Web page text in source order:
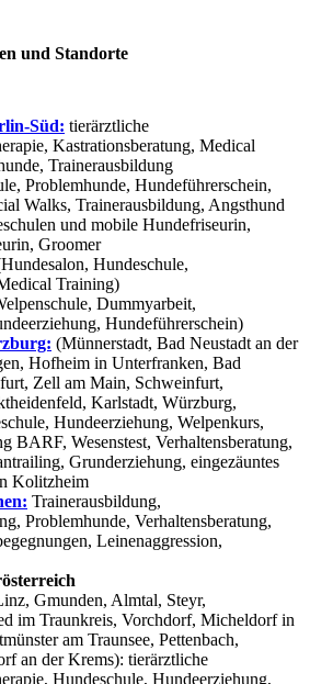
und Standorte
Süd: tierärztliche
Kastrationsberatung, Medical
Trainerausbildung
Problemhunde, Hundeführerschein,
Walks, Trainerausbildung, Angsthund
und mobile Hundefriseurin,
Groomer
Hundeschule,
Training)
Dummyarbeit,
Hundeführerschein)
(Münnerstadt, Bad Neustadt an der
Hofheim in Unterfranken, Bad
Zell am Main, Schweinfurt,
Karlstadt, Würzburg,
Hundeerziehung, Welpenkurs,
BARF, Wesenstest, Verhaltensberatung,
Grunderziehung, eingezäuntes
Kolitzheim
Trainerausbildung,
Problemhunde, Verhaltensberatung,
Leinenaggression,
Gmunden, Almtal, Steyr,
im Traunkreis, Vorchdorf, Micheldorf in
am Traunsee, Pettenbach,
an der Krems): tierärztliche
Hundeschule, Hundeerziehung,